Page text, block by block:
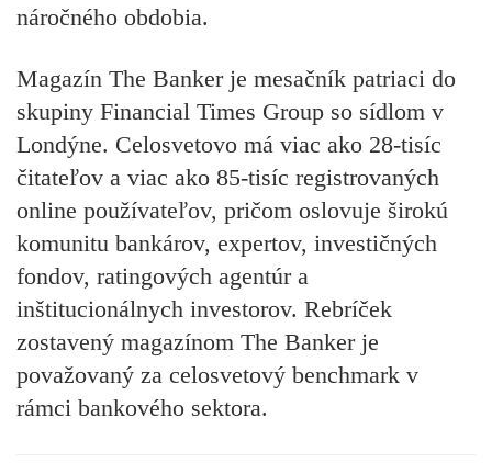
náročného obdobia.
Magazín The Banker je mesačník patriaci do
skupiny Financial Times Group so sídlom v
Londýne. Celosvetovo má viac ako 28-tisíc
čitateľov a viac ako 85-tisíc registrovaných
online používateľov, pričom oslovuje širokú
komunitu bankárov, expertov, investičných
fondov, ratingových agentúr a
inštitucionálnych investorov. Rebríček
zostavený magazínom The Banker je
považovaný za celosvetový benchmark v
rámci bankového sektora.